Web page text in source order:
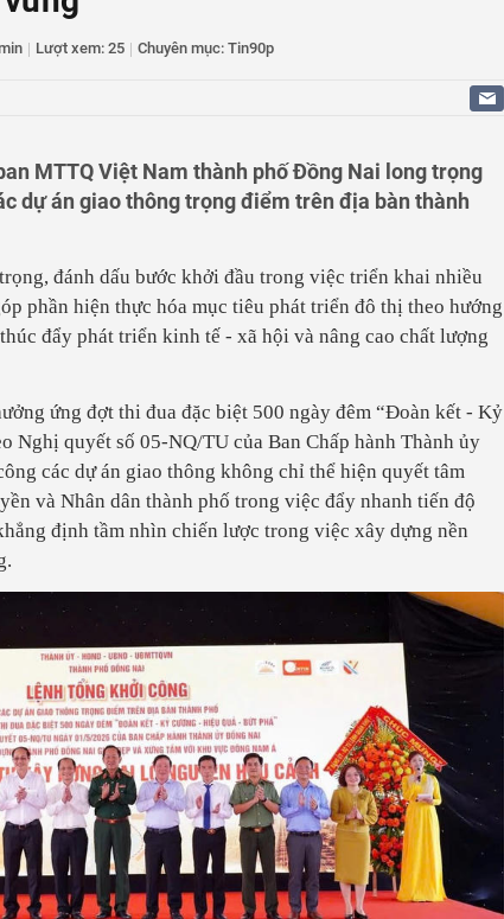
lĩnh vực hải quan
| Lượt xem: 25 | Chuyên mục: Tin90p
MTTQ Việt Nam thành phố Đồng Nai long trọng
dự án giao thông trọng điểm trên địa bàn thành
đánh dấu bước khởi đầu trong việc triển khai nhiều
phần hiện thực hóa mục tiêu phát triển đô thị theo hướng
đẩy phát triển kinh tế - xã hội và nâng cao chất lượng
ứng đợt thi đua đặc biệt 500 ngày đêm “Đoàn kết - Kỷ
Nghị quyết số 05-NQ/TU của Ban Chấp hành Thành ủy
các dự án giao thông không chỉ thể hiện quyết tâm
và Nhân dân thành phố trong việc đẩy nhanh tiến độ
định tầm nhìn chiến lược trong việc xây dựng nền